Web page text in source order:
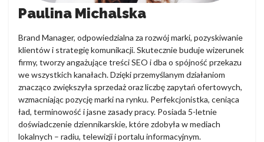
Paulina Michalska
Brand Manager, odpowiedzialna za rozwój marki, pozyskiwanie
klientów i strategię komunikacji. Skutecznie buduje wizerunek
firmy, tworzy angażujące treści SEO i dba o spójność przekazu
we wszystkich kanałach. Dzięki przemyślanym działaniom
znacząco zwiększyła sprzedaż oraz liczbę zapytań ofertowych,
wzmacniając pozycję marki na rynku. Perfekcjonistka, ceniąca
ład, terminowość i jasne zasady pracy. Posiada 5-letnie
doświadczenie dziennikarskie, które zdobyła w mediach
lokalnych – radiu, telewizji i portalu informacyjnym.